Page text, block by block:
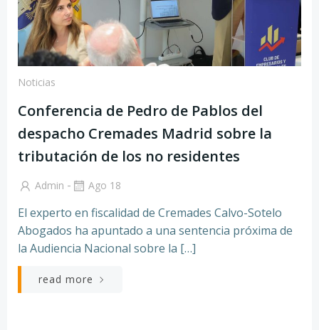
Noticias
Conferencia de Pedro de Pablos del
despacho Cremades Madrid sobre la
tributación de los no residentes
Admin - Ago 18
El experto en fiscalidad de Cremades Calvo-Sotelo
Abogados ha apuntado a una sentencia próxima de
la Audiencia Nacional sobre la […]
read more